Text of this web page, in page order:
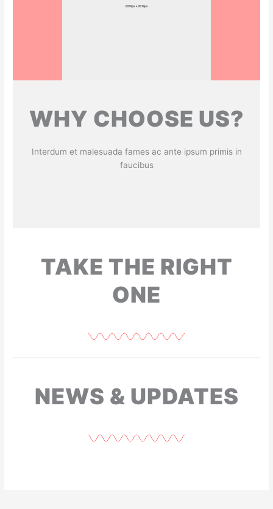
WHY CHOOSE US?
Interdum et malesuada fames ac ante ipsum primis in
faucibus
TAKE THE RIGHT
ONE
NEWS & UPDATES